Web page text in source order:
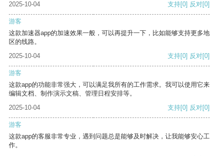
2025-10-04
支持[0] 反对[0]
游客
这款加速器app的加速效果一般，可以再提升一下，比如能够支持更多地
区的线路。
2025-10-04
支持[0] 反对[0]
游客
这款app的功能非常强大，可以满足我所有的工作需求。我可以使用它来
编辑文档、制作演示文稿、管理日程安排等。
2025-10-04
支持[0] 反对[0]
游客
这款app的客服非常专业，遇到问题总是能够及时解决，让我能够安心工
作。